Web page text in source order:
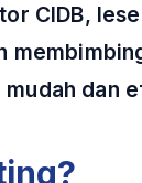
CIDB,
mudah dan